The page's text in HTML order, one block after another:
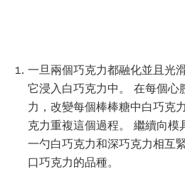
一旦兩個巧克力都融化並且光
它浸入白巧克力中。 在每個心
力，改變每個棒棒糖中白巧克
克力重複這個過程。 繼續向模
一勺白巧克力和深巧克力相互
口巧克力的品種。